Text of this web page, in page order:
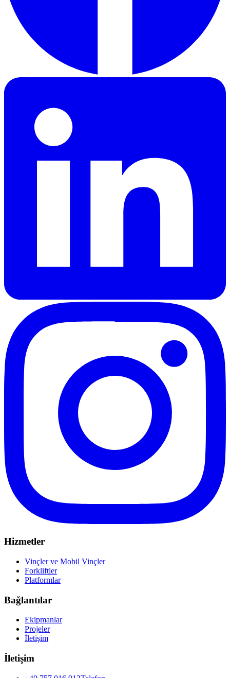
Hizmetler
Vinçler ve Mobil Vinçler
Forkliftler
Platformlar
Bağlantılar
Ekipmanlar
Projeler
İletişim
İletişim